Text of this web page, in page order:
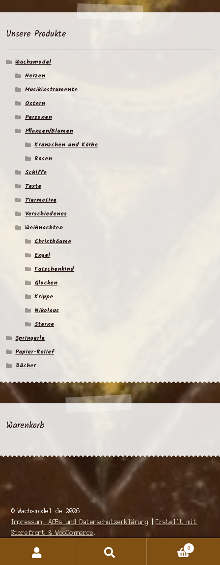
Unsere Produkte
Wachsmodel
Herzen
Musikinstrumente
Ostern
Personen
Pflanzen/Blumen
Kränzchen und Körbe
Rosen
Schiffe
Texte
Tiermotive
Verschiedenes
Weihnachten
Christbäume
Engel
Fatschenkind
Glocken
Krippe
Nikolaus
Sterne
Springerle
Papier-Relief
Bücher
Warenkorb
© Wachsmodel.de 2026
Impressum, AGBs und Datenschutzerklärung
Erstellt mit
Storefront & WooCommerce
0